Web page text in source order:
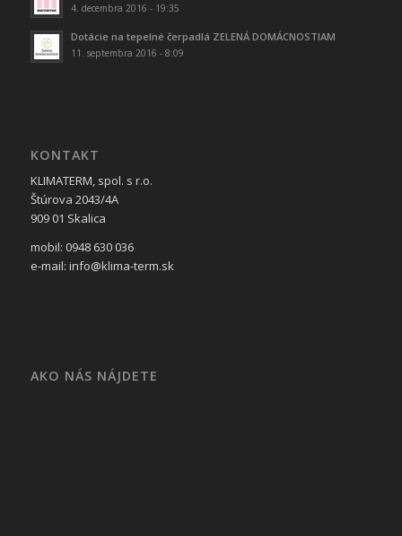
4. decembra 2016 - 19:35
Dotácie na tepelné čerpadlá ZELENÁ DOMÁCNOSTIAM
11. septembra 2016 - 8:09
KONTAKT
KLIMATERM, spol. s r.o.
Štúrova 2043/4A
909 01 Skalica
mobil: 0948 630 036
e-mail: info@klima-term.sk
AKO NÁS NÁJDETE